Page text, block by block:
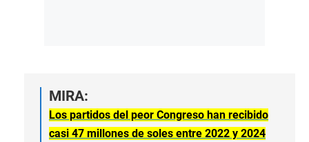
MIRA:
Los partidos del peor Congreso han recibido
casi 47 millones de soles entre 2022 y 2024